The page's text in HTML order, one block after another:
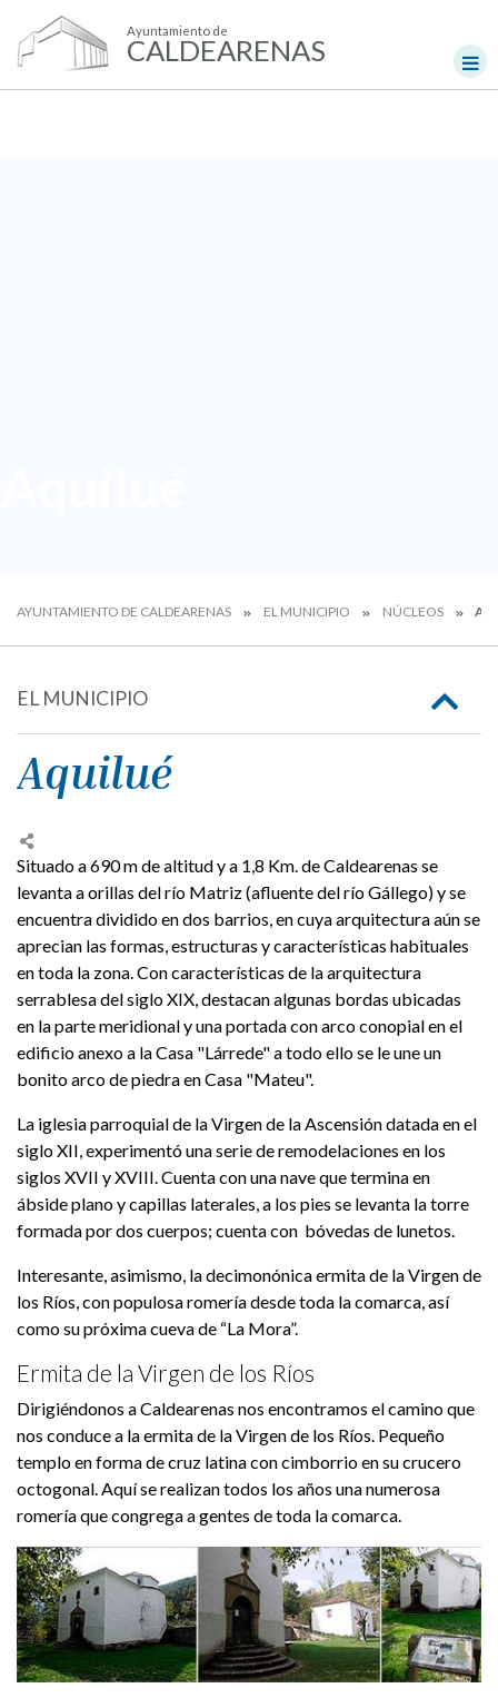
Ayuntamiento de
CALDEARENAS
AYUNTAMIENTO DE CALDEARENAS EL MUNICIPIO NÚCLEOS
EL MUNICIPIO
Aquilué
Situado a 690 m de altitud y a 1,8 Km. de Caldearenas se
levanta a orillas del río Matriz (afluente del río Gállego) y se
encuentra dividido en dos barrios, en cuya arquitectura aún se
aprecian las formas, estructuras y características habituales
en toda la zona. Con características de la arquitectura
serrablesa del siglo XIX, destacan algunas bordas ubicadas
en la parte meridional y una portada con arco conopial en el
edificio anexo a la Casa "Lárrede" a todo ello se le une un
bonito arco de piedra en Casa "Mateu".
La iglesia parroquial de la Virgen de la Ascensión datada en el
siglo XII, experimentó una serie de remodelaciones en los
siglos XVII y XVIII. Cuenta con una nave que termina en
ábside plano y capillas laterales, a los pies se levanta la torre
formada por dos cuerpos; cuenta con bóvedas de lunetos.
Interesante, asimismo, la decimonónica ermita de la Virgen de
los Ríos, con populosa romería desde toda la comarca, así
como su próxima cueva de “La Mora”.
Ermita de la Virgen de los Ríos
Dirigiéndonos a Caldearenas nos encontramos el camino que
nos conduce a la ermita de la Virgen de los Ríos. Pequeño
templo en forma de cruz latina con cimborrio en su crucero
octogonal. Aquí se realizan todos los años una numerosa
romería que congrega a gentes de toda la comarca.